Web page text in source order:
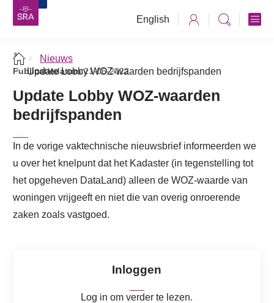
English
Nieuws
Update Lobby WOZ-waarden bedrijfspanden
Publicatiedatum:21-06-2022
Update Lobby WOZ-waarden
bedrijfspanden
In de vorige vaktechnische nieuwsbrief informeerden we
u over het knelpunt dat het Kadaster (in tegenstelling tot
het opgeheven DataLand) alleen de WOZ-waarde van
woningen vrijgeeft en niet die van overig onroerende
zaken zoals vastgoed.
Inloggen
Log in om verder te lezen.